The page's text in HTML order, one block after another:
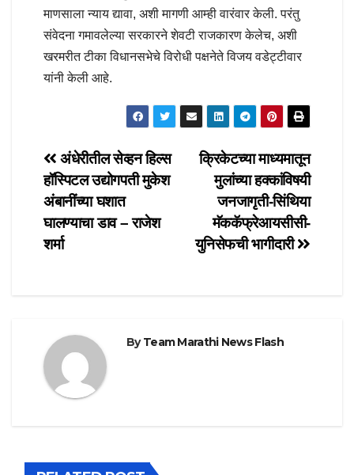
माणसाला न्याय द्यावा, अशी मागणी आम्ही वारंवार केली. परंतु
संवेदना गमावलेल्या सरकारने शेवटी राजकारण केलेच, अशी
खरमरीत टीका विधानसभेचे विरोधी पक्षनेते विजय वडेट्टीवार
यांनी केली आहे.
Post
navigation
क्रिकेटच्या माध्यमातून
मुलांच्या हक्कांविषयी
जनजागृती-सिंथिया
मॅककॅफ्रेआयसीसी-
युनिसेफची भागीदारी
अंधेरीतील सेव्हन हिल्स
हॉस्पिटल उद्योगपती मुकेश
अंबानींच्या घशात
घालण्याचा डाव – राजेश
शर्मा
ByTeam Marathi News Flash